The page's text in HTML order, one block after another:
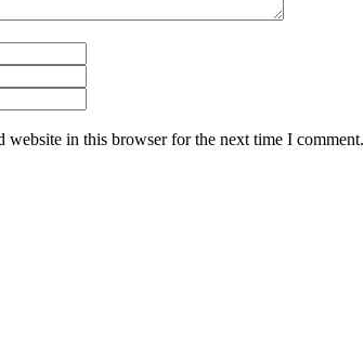
website in this browser for the next time I comment.